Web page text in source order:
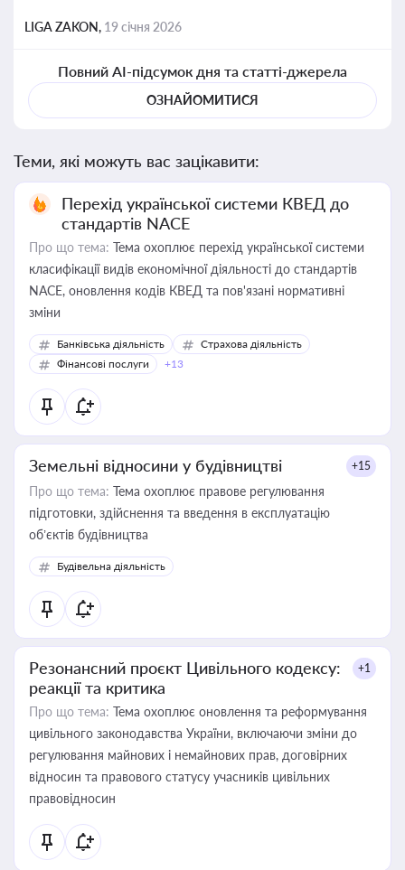
LIGA ZAKON, 19 січня 2026
Повний AI-підсумок дня та статті-джерела
ОЗНАЙОМИТИСЯ
Теми, які можуть вас зацікавити:
Перехід української системи КВЕД до
стандартів NACE
Про що тема: Тема охоплює перехід української системи
класифікації видів економічної діяльності до стандартів
NACE, оновлення кодів КВЕД та пов'язані нормативні
зміни
Банківська діяльність
Страхова діяльність
Фінансові послуги
+13
Земельні відносини у будівництві +15
Про що тема: Тема охоплює правове регулювання
підготовки, здійснення та введення в експлуатацію
об’єктів будівництва
Будівельна діяльність
Резонансний проєкт Цивільного кодексу:
реакції та критика
+1
Про що тема: Тема охоплює оновлення та реформування
цивільного законодавства України, включаючи зміни до
регулювання майнових і немайнових прав, договірних
відносин та правового статусу учасників цивільних
правовідносин